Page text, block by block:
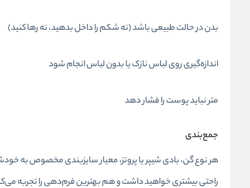
بدن در حالت طبیعی باشد (نه شکم را داخل بدهید، نه رها کنید)
اندازه‌گیری روی لباس نازک یا بدون لباس انجام شود
متر نباید پوست را فشار دهد
جمع‌بندی
هر نوع گن، بادی شیپر یا پروتز، معیار سایزبندی مخصوص به
راحتی بیشتری خواهید داشت و هم بهترین فرم‌دهی را تجربه